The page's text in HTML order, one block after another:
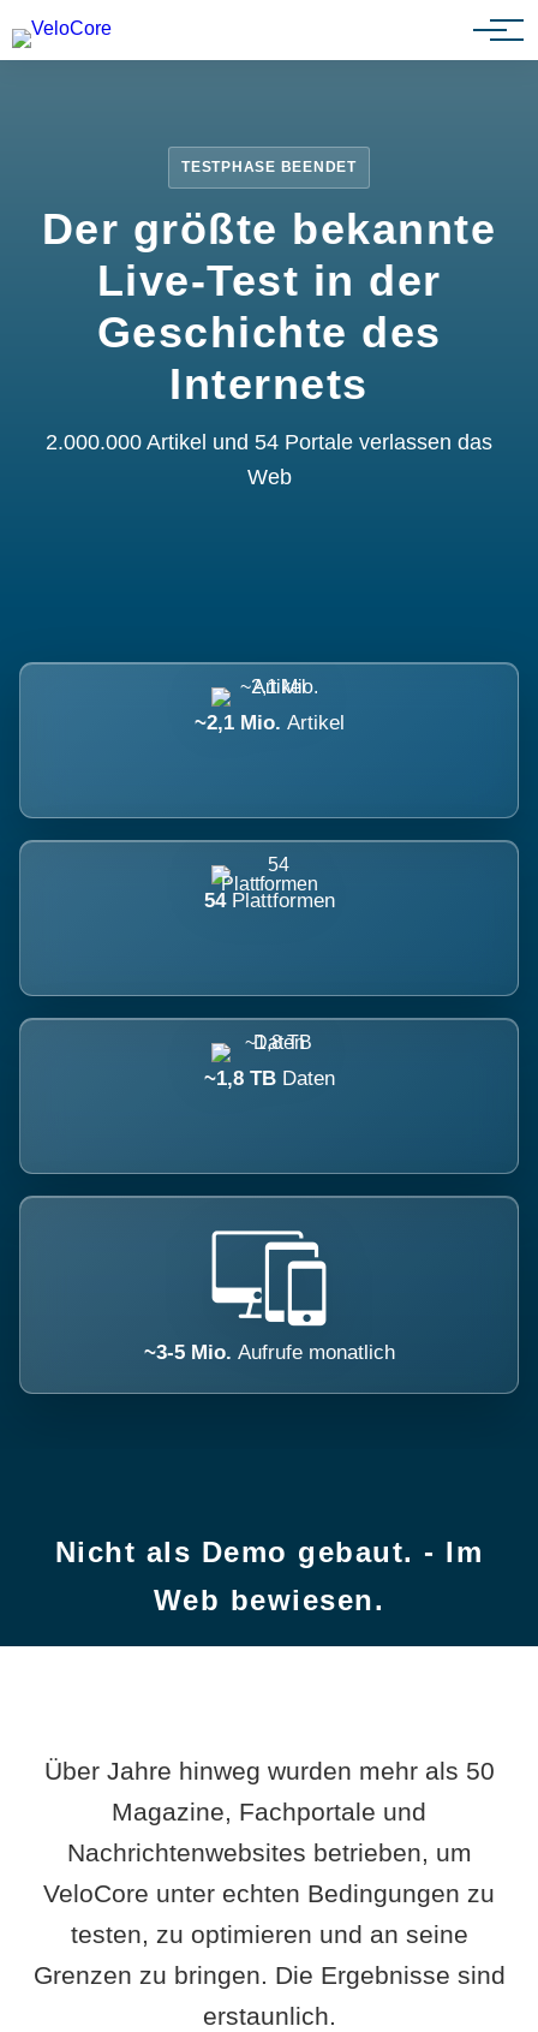
Partnerprogramm
TESTPHASE BEENDET
Der größte bekannte
Live-Test in der
Geschichte des
Internets
2.000.000 Artikel und 54 Portale verlassen das
Web
~2,1 Mio. Artikel
54 Plattformen
~1,8 TB Daten
~3-5 Mio. Aufrufe monatlich
Nicht als Demo gebaut. - Im
Web bewiesen.
Über Jahre hinweg wurden mehr als 50
Magazine, Fachportale und
Nachrichtenwebsites betrieben, um
VeloCore unter echten Bedingungen zu
testen, zu optimieren und an seine
Grenzen zu bringen. Die Ergebnisse sind
erstaunlich.